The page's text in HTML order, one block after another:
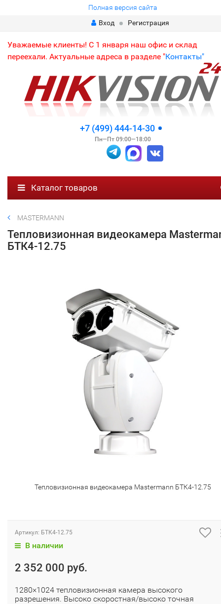
Полная версия сайта
Вход
Регистрация
Уважаемые клиенты! С 1 января наш офис и склад
переехали. Актуальные адреса в разделе "Контакты"
+7 (499) 444-14-30
Пн—Пт 09:00—18:00
Каталог товаров
MASTERMANN
Тепловизионная видеокамера
БТК4-12.75
Тепловизионная видеокамера Mastermann БТК4-12.75
Артикул: БТК4-12.75
В наличии
2 352 000 руб.
1280×1024 тепловизионная камера высокого
разрешения. Высоко скоростная/высоко точная